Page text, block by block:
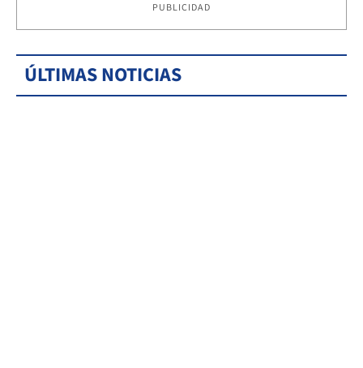
PUBLICIDAD
ÚLTIMAS NOTICIAS